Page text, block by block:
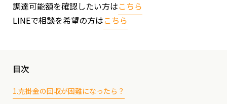
調達可能額を確認したい方はこちら
LINEで相談を希望の方はこちら
目次
1.売掛金の回収が困難になったら？